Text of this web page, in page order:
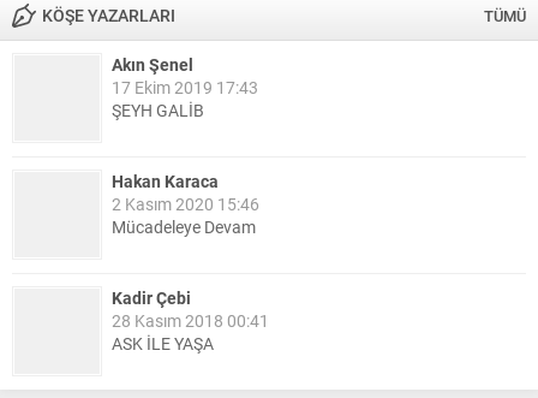
KÖŞE YAZARLARI TÜMÜ
Akın Şenel
17 Ekim 2019 17:43
ŞEYH GALİB
Hakan Karaca
2 Kasım 2020 15:46
Mücadeleye Devam
Kadir Çebi
28 Kasım 2018 00:41
ASK İLE YAŞA